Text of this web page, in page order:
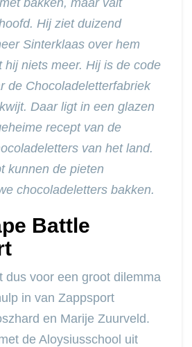
Hij ziet duizend
Sinterklaas over hem
hij niets meer. Hij is de code
de Chocoladeletterfabriek
kwijt. Daar ligt in een glazen
recept van de
van het land.
kunnen de pieten
chocoladeletters bakken.
Battle
dus voor een groot dilemma
in van Zappsport
en Marije Zuurveld.
de Aloysiusschool uit